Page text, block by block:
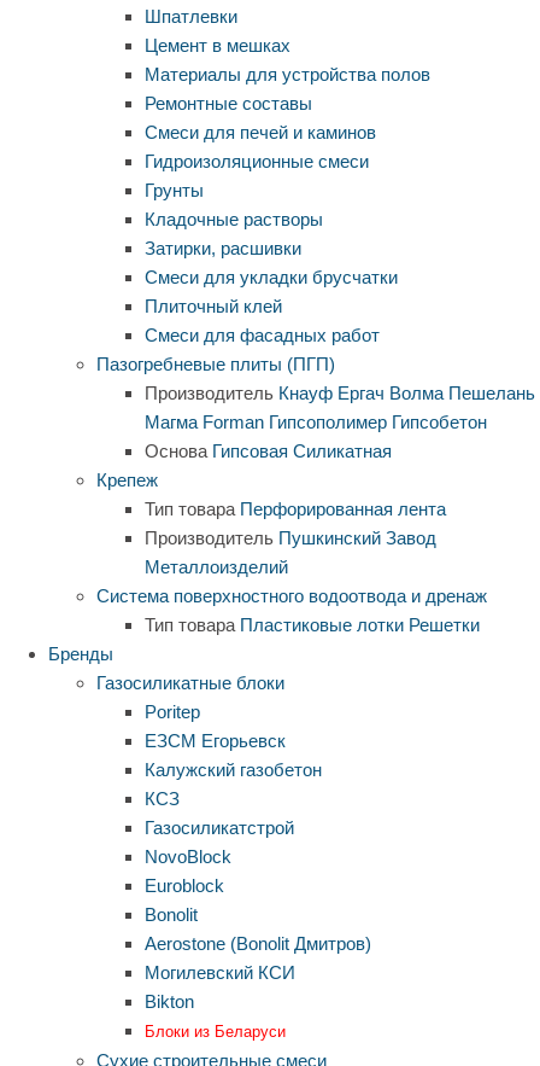
Шпатлевки
Цемент в мешках
Материалы для устройства полов
Ремонтные составы
Смеси для печей и каминов
Гидроизоляционные смеси
Грунты
Кладочные растворы
Затирки, расшивки
Смеси для укладки брусчатки
Плиточный клей
Смеси для фасадных работ
Пазогребневые плиты (ПГП)
Производитель Кнауф Ергач Волма Пешелань
Магма Forman Гипсополимер Гипсобетон
Основа Гипсовая Силикатная
Крепеж
Тип товара Перфорированная лента
Производитель Пушкинский Завод
Металлоизделий
Система поверхностного водоотвода и дренаж
Тип товара Пластиковые лотки Решетки
Бренды
Газосиликатные блоки
Poritep
ЕЗСМ Егорьевск
Калужский газобетон
КСЗ
Газосиликатстрой
NovoBlock
Euroblock
Bonolit
Aerostone (Bonolit Дмитров)
Могилевский КСИ
Bikton
Блоки из Беларуси
Сухие строительные смеси